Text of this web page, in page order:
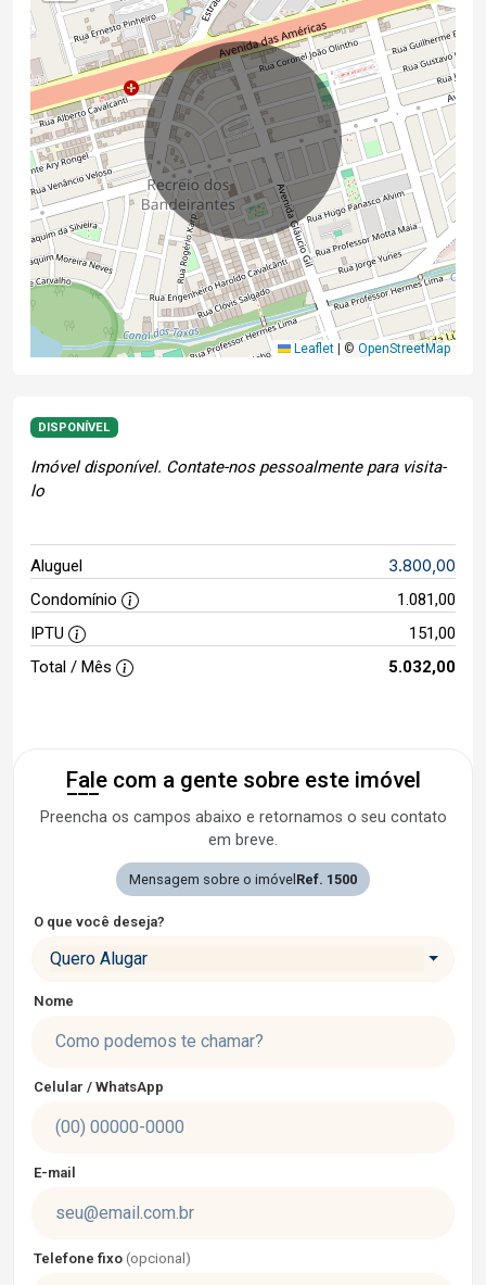
Leaflet © OpenStreetMap
DISPONÍVEL
Imóvel disponível. Contate-nos pessoalmente para visita-
lo
Aluguel 3.800,00
Condomínio
1.081,00
IPTU
151,00
Total / Mês
5.032,00
Fale com a gente sobre este imóvel
Preencha os campos abaixo e retornamos o seu contato
em breve.
Mensagem sobre o imóvel Ref. 1500
O que você deseja?
Quero Alugar
Nome
Celular / WhatsApp
E-mail
Telefone fixo (opcional)